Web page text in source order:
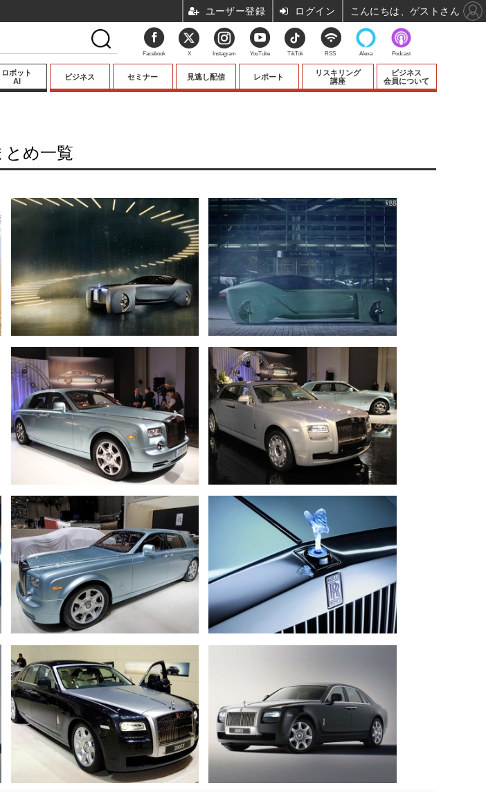
ロボット
AI
ビジネス
テクノロジー
キーパーソンイ
セミナー 見逃し配信 レポート
リスキリング
講座
ビジネス
会員について
め一覧
Facebook X Instagram YouTube TikTok RSS Alexa Podcast
ユーザー登録 ログイン こんにちは、ゲストさん